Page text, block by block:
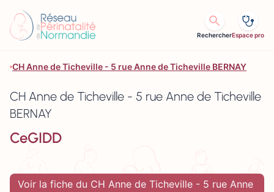
RechercherEspace pro
CH Anne de Ticheville - 5 rue Anne de Ticheville BERNAY
CH Anne de Ticheville - 5 rue Anne de Ticheville
BERNAY
CeGIDD
Voir la fiche du CH Anne de Ticheville - 5 rue Anne